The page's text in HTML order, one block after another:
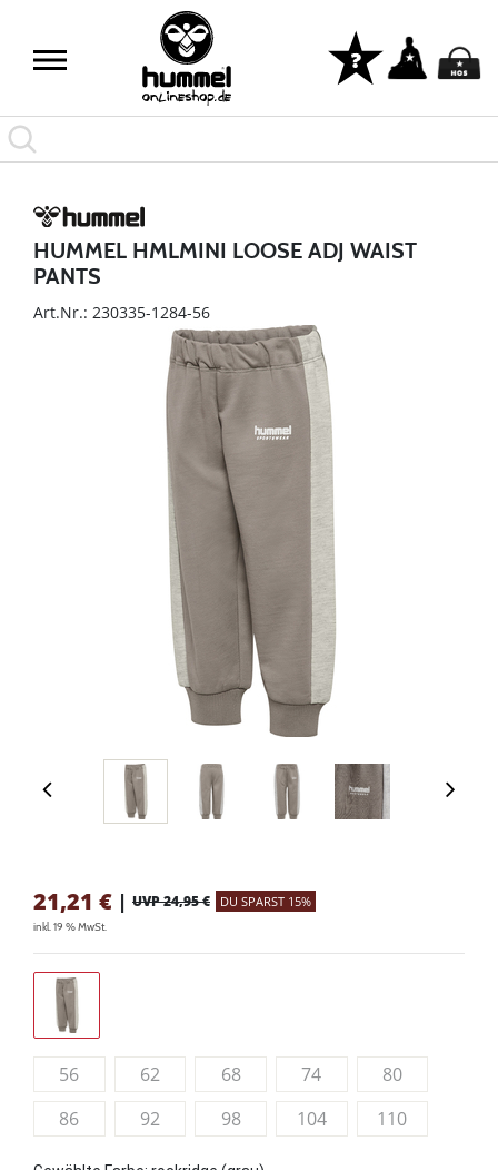
HUMMEL HMLMINI LOOSE ADJ WAIST
PANTS
Art.Nr.: 230335-1284-56
21,21 € | UVP 24,95 € DU SPARST 15%
inkl. 19 % MwSt.
56 62 68 74
80
86
92 98 104 110